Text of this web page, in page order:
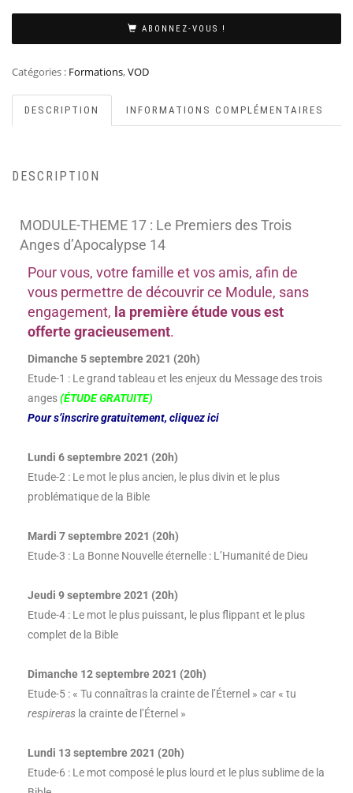
ABONNEZ-VOUS !
Catégories : Formations,VOD
DESCRIPTION INFORMATIONS COMPLÉMENTAIRES
DESCRIPTION
MODULE-THEME 17 : Le Premiers des Trois
Anges d’Apocalypse 14
Pour vous, votre famille et vos amis, afin de
vous permettre de découvrir ce Module, sans
engagement, la première étude vous est
offerte gracieusement.
Dimanche 5 septembre 2021 (20h)
Etude-1 : Le grand tableau et les enjeux du Message des trois
anges(ÉTUDE GRATUITE)
Pour s’inscrire gratuitement, cliquez ici
Lundi 6 septembre 2021 (20h)
Etude-2 : Le mot le plus ancien, le plus divin et le plus
problématique de la Bible
Mardi 7 septembre 2021 (20h)
Etude-3 : La Bonne Nouvelle éternelle : L’Humanité de Dieu
Jeudi 9 septembre 2021 (20h)
Etude-4 : Le mot le plus puissant, le plus flippant et le plus
complet de la Bible
Dimanche 12 septembre 2021 (20h)
Etude-5 : « Tu connaîtras la crainte de l’Éternel » car « tu
respireras la crainte de l’Éternel »
Lundi 13 septembre 2021 (20h)
Etude-6 : Le mot composé le plus lourd et le plus sublime de la